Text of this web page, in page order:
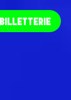
BILLETTERIE